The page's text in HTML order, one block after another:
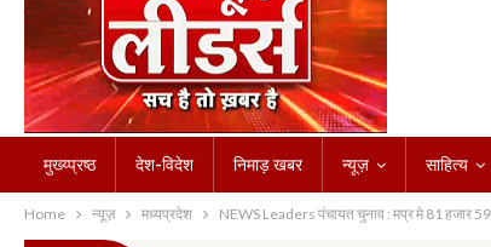
मुख्य्प्रष्ठ देश-विदेश निमाड़ खबर न्यूज़ साहित्य
Home न्यूज़ मध्यप्रदेश NEWS Leaders पंचायत चुनाव : मप्र मे 81 हजार